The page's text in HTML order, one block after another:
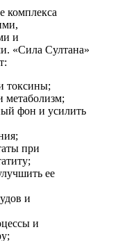
комплекса
и
«Сила Султана»
токсины;
метаболизм;
фон и усилить
при
ее
и
и